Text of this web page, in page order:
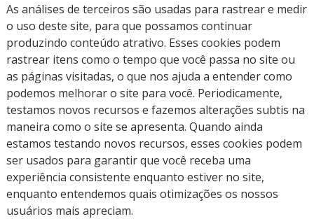
As análises de terceiros são usadas para rastrear e medir
o uso deste site, para que possamos continuar
produzindo conteúdo atrativo. Esses cookies podem
rastrear itens como o tempo que você passa no site ou
as páginas visitadas, o que nos ajuda a entender como
podemos melhorar o site para você. Periodicamente,
testamos novos recursos e fazemos alterações subtis na
maneira como o site se apresenta. Quando ainda
estamos testando novos recursos, esses cookies podem
ser usados para garantir que você receba uma
experiência consistente enquanto estiver no site,
enquanto entendemos quais otimizações os nossos
usuários mais apreciam.